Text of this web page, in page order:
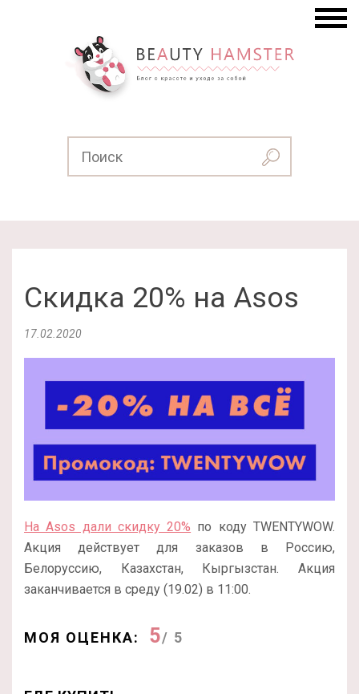
Скидка 20% на Asos
17.02.2020
На Asos дали скидку 20% по коду TWENTYWOW.
Акция действует для заказов в Россию,
Белоруссию, Казахстан, Кыргызстан. Акция
заканчивается в среду (19.02) в 11:00.
МОЯ ОЦЕНКА: 5/ 5